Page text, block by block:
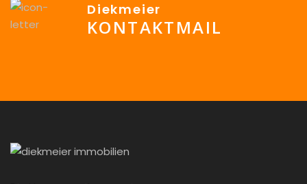
Diekmeier
KONTAKTMAIL